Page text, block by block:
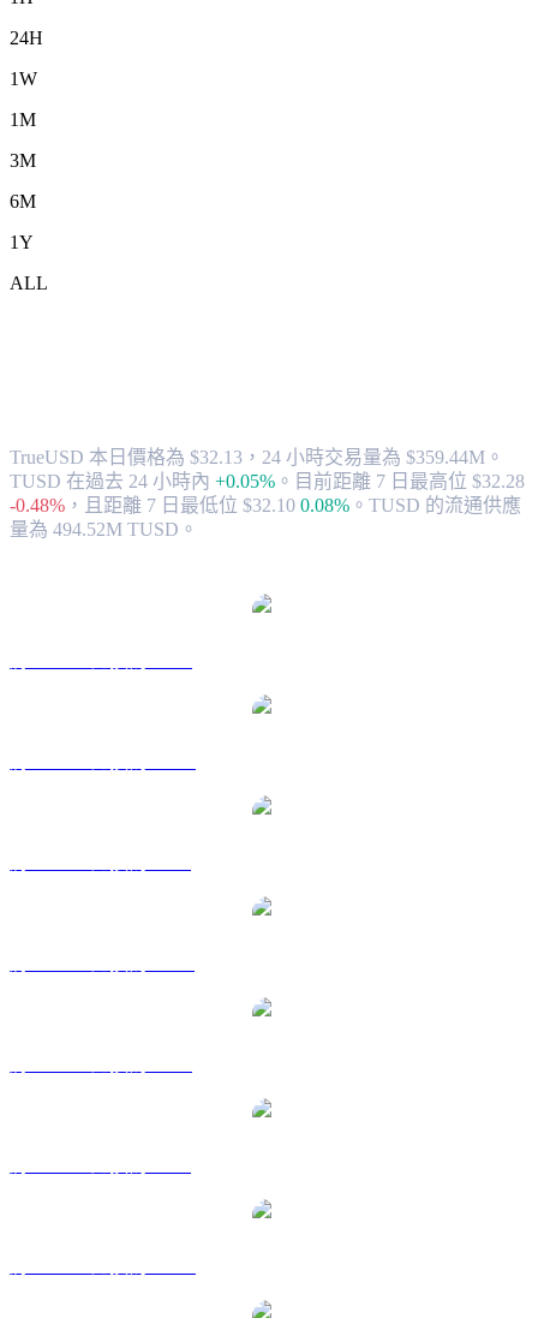
24H
1W
1M
3M
6M
1Y
ALL
TrueUSD 本日價格為 $32.13，24 小時交易量為 $359.44M。
TUSD 在過去 24 小時內 +0.05% 。 目前距離 7 日最高位 $32.28
-0.48% ， 且距離 7 日最低位 $32.10 0.08% 。 TUSD 的流通供應
量為 494.52M TUSD。